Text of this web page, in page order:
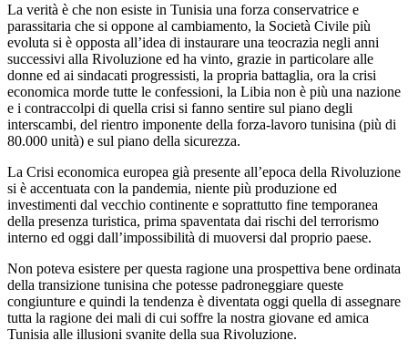
La verità è che non esiste in Tunisia una forza conservatrice e
parassitaria che si oppone al cambiamento, la Società Civile più
evoluta si è opposta all’idea di instaurare una teocrazia negli anni
successivi alla Rivoluzione ed ha vinto, grazie in particolare alle
donne ed ai sindacati progressisti, la propria battaglia, ora la crisi
economica morde tutte le confessioni, la Libia non è più una nazione
e i contraccolpi di quella crisi si fanno sentire sul piano degli
interscambi, del rientro imponente della forza-lavoro tunisina (più di
80.000 unità) e sul piano della sicurezza.
La Crisi economica europea già presente all’epoca della Rivoluzione
si è accentuata con la pandemia, niente più produzione ed
investimenti dal vecchio continente e soprattutto fine temporanea
della presenza turistica, prima spaventata dai rischi del terrorismo
interno ed oggi dall’impossibilità di muoversi dal proprio paese.
Non poteva esistere per questa ragione una prospettiva bene ordinata
della transizione tunisina che potesse padroneggiare queste
congiunture e quindi la tendenza è diventata oggi quella di assegnare
tutta la ragione dei mali di cui soffre la nostra giovane ed amica
Tunisia alle illusioni svanite della sua Rivoluzione.